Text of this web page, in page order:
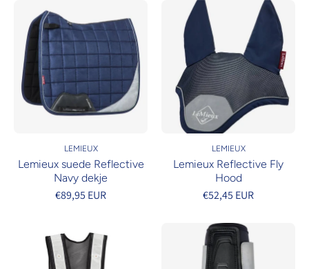
LEMIEUX
Lemieux suede Reflective
Navy dekje
€89,95 EUR
LEMIEUX
Lemieux Reflective Fly
Hood
€52,45 EUR